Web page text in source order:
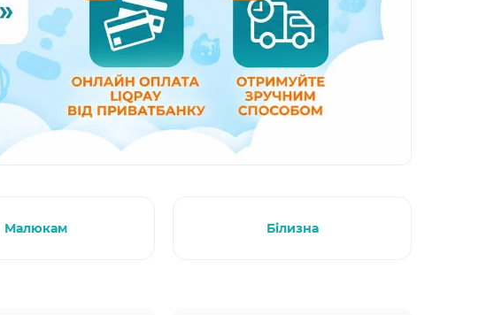
Малюкам Білизна